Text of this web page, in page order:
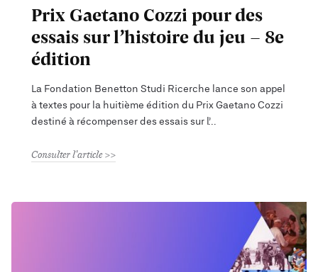
Prix Gaetano Cozzi pour des
essais sur l’histoire du jeu - 8e
édition
La Fondation Benetton Studi Ricerche lance son appel
à textes pour la huitième édition du Prix Gaetano Cozzi
destiné à récompenser des essais sur l’
Consulter l'article